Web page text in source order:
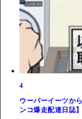
4
ウーバーイーツか
ンコ爆走配達日誌】